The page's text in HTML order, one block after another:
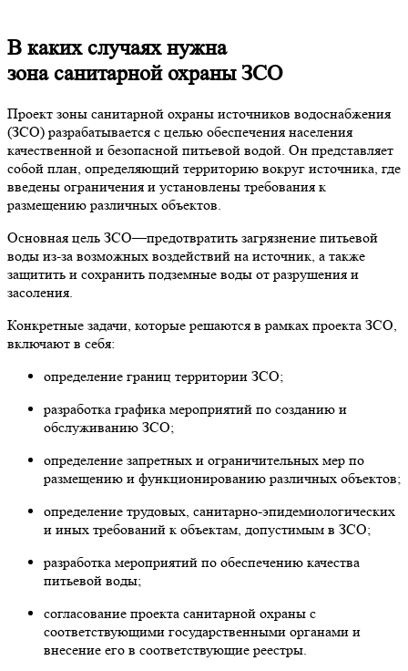
В каких случаях нужна
зона санитарной охраны ЗСО
Проект зоны санитарной охраны источников водоснабжения
(ЗСО) разрабатывается с целью обеспечения населения
качественной и безопасной питьевой водой. Он представляет
собой план, определяющий территорию вокруг источника, где
введены ограничения и установлены требования к
размещению различных объектов.
Основная цель ЗСО—предотвратить загрязнение питьевой
воды из-за возможных воздействий на источник, а также
защитить и сохранить подземные воды от разрушения и
засоления.
Конкретные задачи, которые решаются в рамках проекта ЗСО,
включают в себя:
определение границ территории ЗСО;
разработка графика мероприятий по созданию и
обслуживанию ЗСО;
определение запретных и ограничительных мер по
размещению и функционированию различных объектов;
определение трудовых, санитарно-эпидемиологических
и иных требований к объектам, допустимым в ЗСО;
разработка мероприятий по обеспечению качества
питьевой воды;
согласование проекта санитарной охраны с
соответствующими государственными органами и
внесение его в соответствующие реестры.